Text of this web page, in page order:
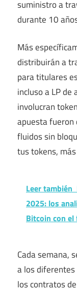
suministro a
durante 10
Más
distribuirán a
para titulares
incluso a LP de
involucran
apuesta fueron
fluidos sin
tus tokens,
Leer también
2025: los
Bitcoin con
Cada semana,
a los
los contratos